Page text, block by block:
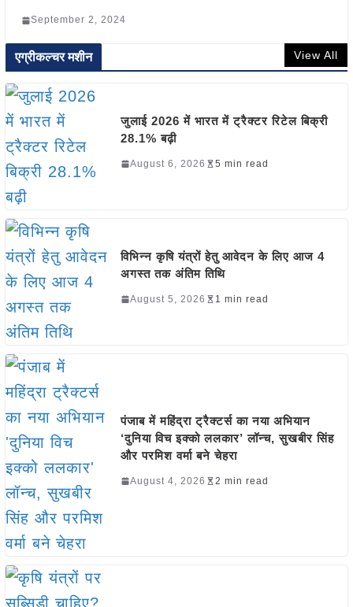
September 2, 2024
एग्रीकल्चर मशीन View All
जुलाई 2026 में भारत में ट्रैक्टर रिटेल बिक्री
28.1% बढ़ी
August 6, 2026 5 min read
विभिन्न कृषि यंत्रों हेतु आवेदन के लिए आज 4
अगस्त तक अंतिम तिथि
August 5, 2026 1 min read
पंजाब में महिंद्रा ट्रैक्टर्स का नया अभियान
‘दुनिया विच इक्को ललकार’ लॉन्च, सुखबीर सिंह
और परमिश वर्मा बने चेहरा
August 4, 2026 2 min read